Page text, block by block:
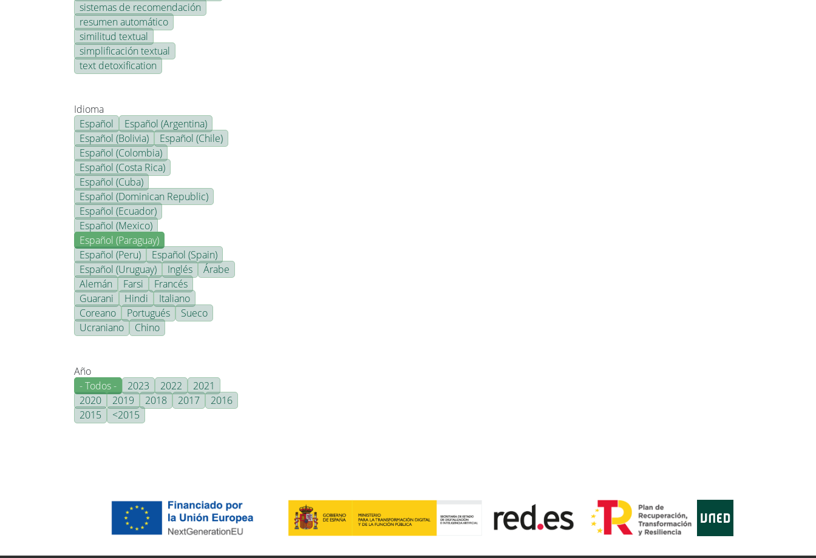
sistemas de recomendación
resumen automático
similitud textual
simplificación textual
text detoxification
Idioma
Español
Español (Argentina)
Español (Bolivia)
Español (Chile)
Español (Colombia)
Español (Costa Rica)
Español (Cuba)
Español (Dominican Republic)
Español (Ecuador)
Español (Mexico)
Español (Paraguay)
Español (Peru)
Español (Spain)
Español (Uruguay)
Inglés
Árabe
Alemán
Farsi
Francés
Guarani
Hindi
Italiano
Coreano
Portugués
Sueco
Ucraniano
Chino
Año
- Todos -
2023 2022
2021
2020
2019 2018 2017
2016
2015
<2015